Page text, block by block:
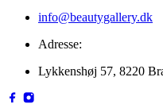
info@beautygallery.dk
Adresse:
Lykkenshøj 57, 8220